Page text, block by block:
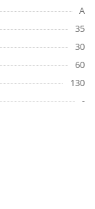
A
35
30
60
130
-